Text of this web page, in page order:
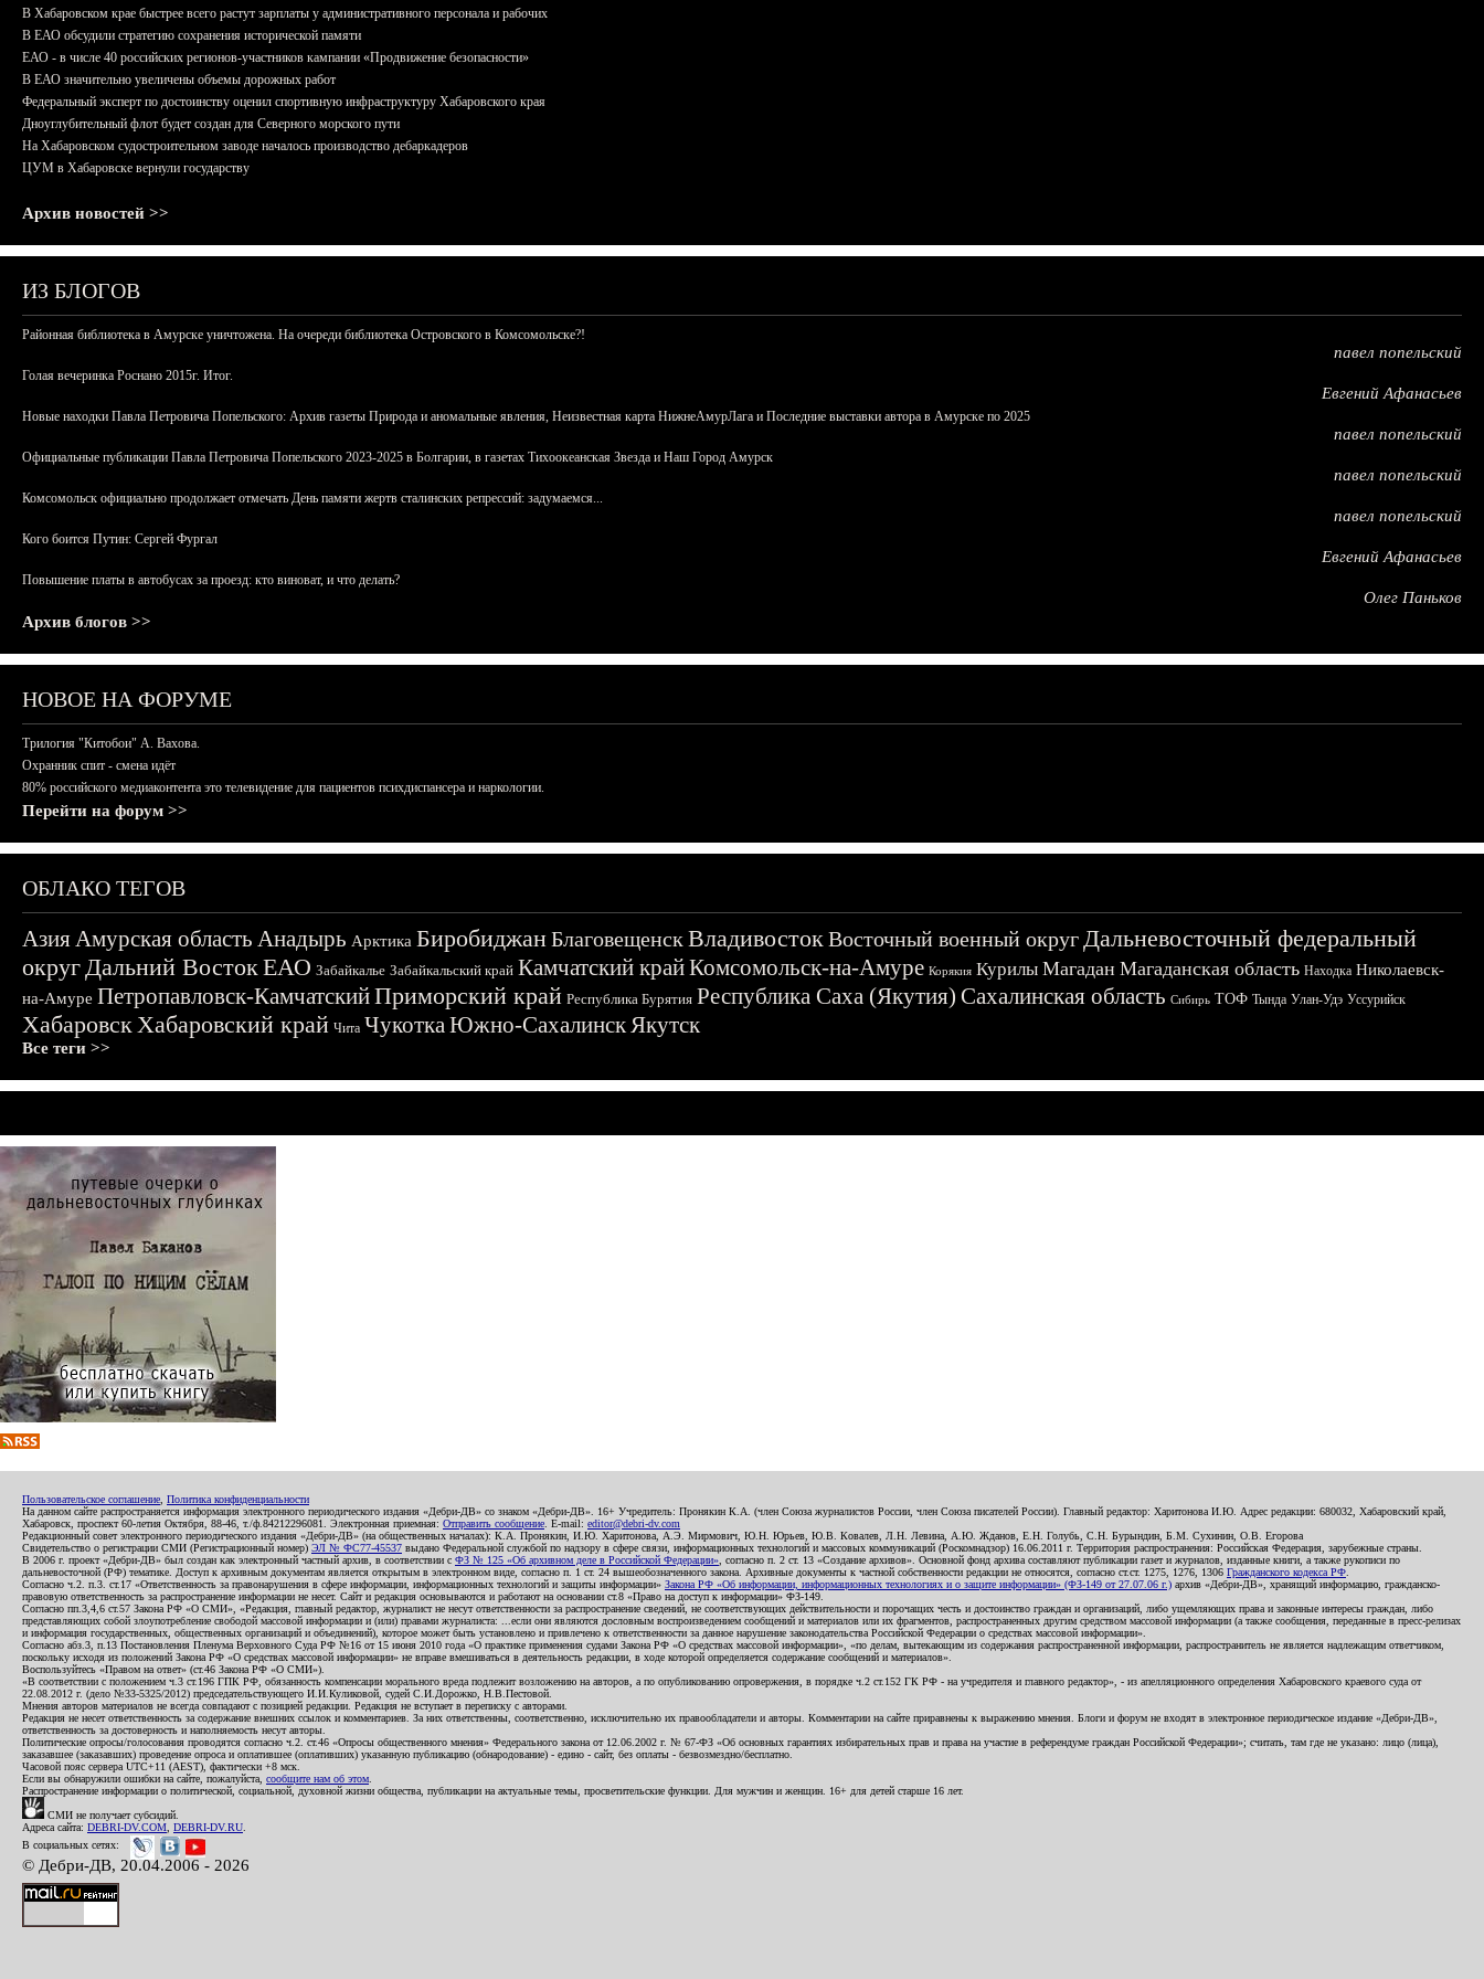
В Хабаровском крае быстрее всего растут зарплаты у административного персонала и рабочих
В ЕАО обсудили стратегию сохранения исторической памяти
ЕАО - в числе 40 российских регионов-участников кампании «Продвижение безопасности»
В ЕАО значительно увеличены объемы дорожных работ
Федеральный эксперт по достоинству оценил спортивную инфраструктуру Хабаровского края
Дноуглубительный флот будет создан для Северного морского пути
На Хабаровском судостроительном заводе началось производство дебаркадеров
ЦУМ в Хабаровске вернули государству
Архив новостей >>
ИЗ БЛОГОВ
Районная библиотека в Амурске уничтожена. На очереди библиотека Островского в Комсомольске?!
павел попельский
Голая вечеринка Роснано 2015г. Итог.
Евгений Афанасьев
Новые находки Павла Петровича Попельского: Архив газеты Природа и аномальные явления, Неизвестная карта НижнеАмурЛага и Последние выставки автора в Амурске по 2025
павел попельский
Официальные публикации Павла Петровича Попельского 2023-2025 в Болгарии, в газетах Тихоокеанская Звезда и Наш Город Амурск
павел попельский
Комсомольск официально продолжает отмечать День памяти жертв сталинских репрессий: задумаемся...
павел попельский
Кого боится Путин: Сергей Фургал
Евгений Афанасьев
Повышение платы в автобусах за проезд: кто виноват, и что делать?
Олег Паньков
Архив блогов >>
НОВОЕ НА ФОРУМЕ
Трилогия "Китобои" А. Вахова.
Охранник спит - смена идёт
80% российского медиаконтента это телевидение для пациентов психдиспансера и наркологии.
Перейти на форум >>
ОБЛАКО ТЕГОВ
АзияАмурская область Анадырь Арктика БиробиджанБлаговещенскВладивостокВосточный военный округДальневосточный федеральный
округДальний ВостокЕАО Забайкалье Забайкальский край Камчатский крайКомсомольск-на-Амуре Корякия Курилы Магадан Магаданская область Находка Николаевск-
на-Амуре Петропавловск-КамчатскийПриморский край Республика Бурятия Республика Саха (Якутия) Сахалинская область Сибирь ТОФ Тында Улан-Удэ Уссурийск
ХабаровскХабаровский край Чита ЧукоткаЮжно-СахалинскЯкутск
Все теги >>
Пользовательское соглашение Политика конфиденциальности
На данном сайте распространяется информация электронного периодического издания «Дебри-ДВ» со знаком «Дебри-ДВ». 16+ Учредитель: Пронякин К.А. (член Союза журналистов России, член Союза писателей России). Главный редактор: Харитонова И.Ю. Адрес редакции: 680032, Хабаровский край,
Хабаровск, проспект 60-летия Октября, 88-46, т./ф.84212296081. Электронная приемная: Отправить сообщение . E-mail: editor@debri-dv.com
Редакционный совет электронного периодического издания «Дебри-ДВ» (на общественных началах): К.А. Пронякин, И.Ю. Харитонова, А.Э. Мирмович, Ю.Н. Юрьев, Ю.В. Ковалев, Л.Н. Левина, А.Ю. Жданов, Е.Н. Голубь, С.Н. Бурындин, Б.М. Сухинин, О.В. Егорова
Свидетельство о регистрации СМИ (Регистрационный номер) ЭЛ № ФС77-45537 выдано Федеральной службой по надзору в сфере связи, информационных технологий и массовых коммуникаций (Роскомнадзор) 16.06.2011 г. Территория распространения: Российская Федерация, зарубежные страны.
В 2006 г. проект «Дебри-ДВ» был создан как электронный частный архив, в соответствии с ФЗ № 125 «Об архивном деле в Российской Федерации» , согласно п. 2 ст. 13 «Создание архивов». Основной фонд архива составляют публикации газет и журналов, изданные книги, а также рукописи по
дальневосточной (РФ) тематике. Доступ к архивным документам является открытым в электронном виде, согласно п. 1 ст. 24 вышеобозначенного закона. Архивные документы к частной собственности редакции не относятся, согласно ст.ст. 1275, 1276, 1306 Гражданского кодекса РФ
Согласно ч.2. п.3. ст.17 «Ответственность за правонарушения в сфере информации, информационных технологий и защиты информации» Закона РФ «Об информации, информационных технологиях и о защите информации» (ФЗ-149 от 27.07.06 г.) архив «Дебри-ДВ», хранящий информацию, гражданско-
правовую ответственность за распространение информации не несет. Сайт и редакция основываются и работают на основании ст.8 «Право на доступ к информации» ФЗ-149.
Согласно пп.3,4,6 ст.57 Закона РФ «О СМИ», «Редакция, главный редактор, журналист не несут ответственности за распространение сведений, не соответствующих действительности и порочащих честь и достоинство граждан и организаций, либо ущемляющих права и законные интересы граждан, либо
представляющих собой злоупотребление свободой массовой информации и (или) правами журналиста: ...если они являются дословным воспроизведением сообщений и материалов или их фрагментов, распространенных другим средством массовой информации (а также сообщения, переданные в пресс-релизах
и информация государственных, общественных организаций и объединений), которое может быть установлено и привлечено к ответственности за данное нарушение законодательства Российской Федерации о средствах массовой информации».
Согласно абз.3, п.13 Постановления Пленума Верховного Суда РФ №16 от 15 июня 2010 года «О практике применения судами Закона РФ «О средствах массовой информации», «по делам, вытекающим из содержания распространенной информации, распространитель не является надлежащим ответчиком,
поскольку исходя из положений Закона РФ «О средствах массовой информации» не вправе вмешиваться в деятельность редакции, в ходе которой определяется содержание сообщений и материалов».
Воспользуйтесь «Правом на ответ» (ст.46 Закона РФ «О СМИ»).
«В соответствии с положением ч.3 ст.196 ГПК РФ, обязанность компенсации морального вреда подлежит возложению на авторов, а по опубликованию опровержения, в порядке ч.2 ст.152 ГК РФ - на учредителя и главного редактор», - из апелляционного определения Хабаровского краевого суда от
22.08.2012 г. (дело №33-5325/2012) председательствующего И.И.Куликовой, судей С.И.Дорожко, Н.В.Пестовой.
Мнения авторов материалов не всегда совпадают с позицией редакции. Редакция не вступает в переписку с авторами.
Редакция не несет ответственность за содержание внешних ссылок и комментариев. За них ответственны, соответственно, исключительно их правообладатели и авторы. Комментарии на сайте приравнены к выражению мнения. Блоги и форум не входят в электронное периодическое издание «Дебри-ДВ»,
ответственность за достоверность и наполняемость несут авторы.
Политические опросы/голосования проводятся согласно ч.2. ст.46 «Опросы общественного мнения» Федерального закона от 12.06.2002 г. № 67-ФЗ «Об основных гарантиях избирательных прав и права на участие в референдуме граждан Российской Федерации»; считать, там где не указано: лицо (лица),
заказавшее (заказавших) проведение опроса и оплатившее (оплативших) указанную публикацию (обнародование) - едино - сайт, без оплаты - безвозмездно/бесплатно.
Часовой пояс сервера UTC+11 (AEST), фактически +8 мск.
Если вы обнаружили ошибки на сайте, пожалуйста, сообщите нам об этом
Распространение информации о политической, социальной, духовной жизни общества, публикации на актуальные темы, просветительские функции. Для мужчин и женщин. 16+ для детей старше 16 лет.
СМИ не получает субсидий.
Адреса сайта: DEBRI-DV.COM DEBRI-DV.RU
В социальных сетях:
© Дебри-ДВ, 20.04.2006 - 2026